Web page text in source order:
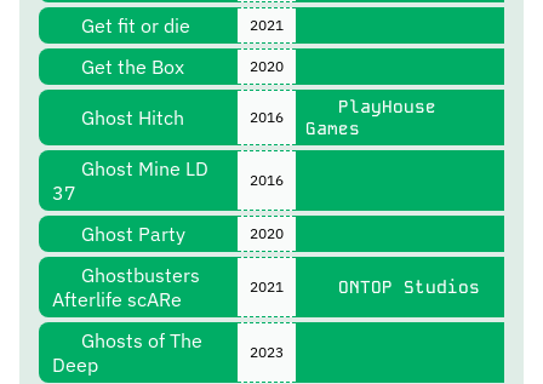
Get fit or die 2021
Get the Box 2020
Ghost Hitch 2016
PlayHouse
Games
Ghost Mine LD
37
2016
Ghost Party 2020
Ghostbusters
Afterlife scARe
2021 ONTOP Studios
Ghosts of The
Deep
2023